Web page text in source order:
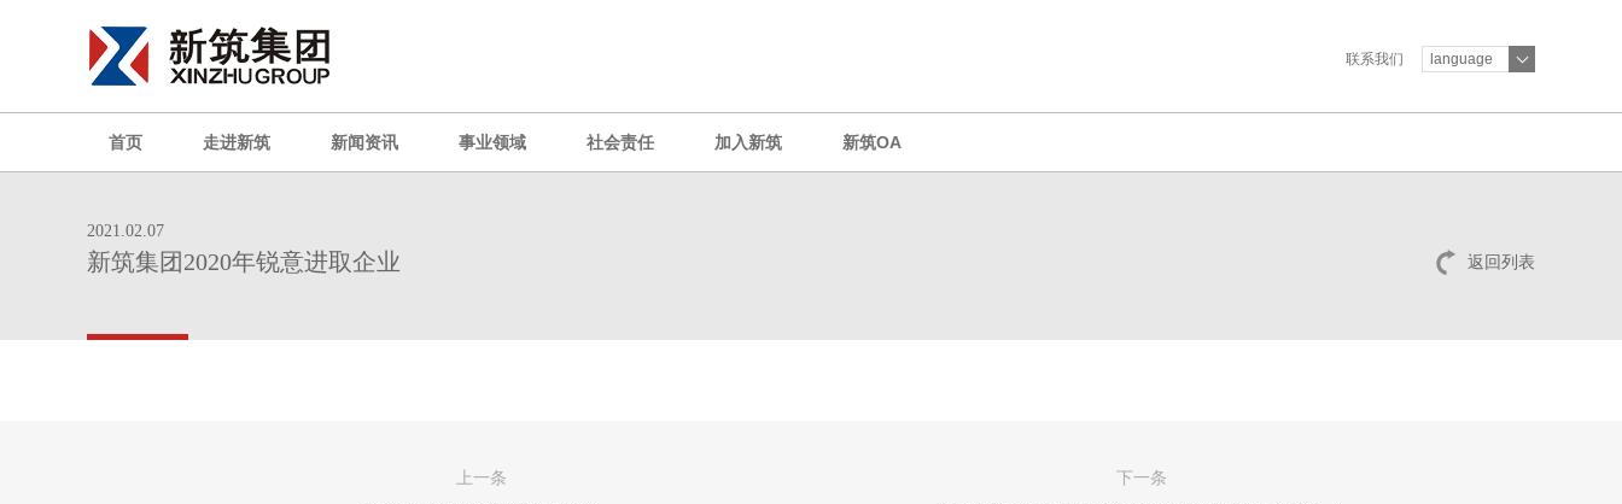
联系我们 language
首页 走进新筑 新闻资讯 事业领域 社会责任 加入新筑 新筑OA
返回列表
2021.02.07
新筑集团2020年锐意进取企业
上一条 下一条